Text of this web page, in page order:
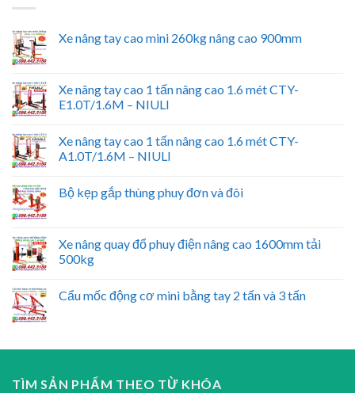
Xe nâng tay cao mini 260kg nâng cao 900mm
Xe nâng tay cao 1 tấn nâng cao 1.6 mét CTY-
E1.0T/1.6M – NIULI
Xe nâng tay cao 1 tấn nâng cao 1.6 mét CTY-
A1.0T/1.6M – NIULI
Bộ kẹp gắp thùng phuy đơn và đôi
Xe nâng quay đổ phuy điện nâng cao 1600mm tải
500kg
Cẩu mốc động cơ mini bằng tay 2 tấn và 3 tấn
TÌM SẢN PHẨM THEO TỪ KHÓA